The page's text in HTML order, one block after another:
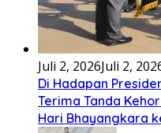
Juli 2, 2026Juli 2,
Di Hadapan
Terima Tanda
Hari Bhayangkara